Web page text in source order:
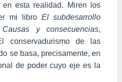
en esta realidad. Miren los
mi libro El subdesarrollo
y consecuencias,
conservadurismo de las
se basa, precisamente, en
de poder cuyo eje es la